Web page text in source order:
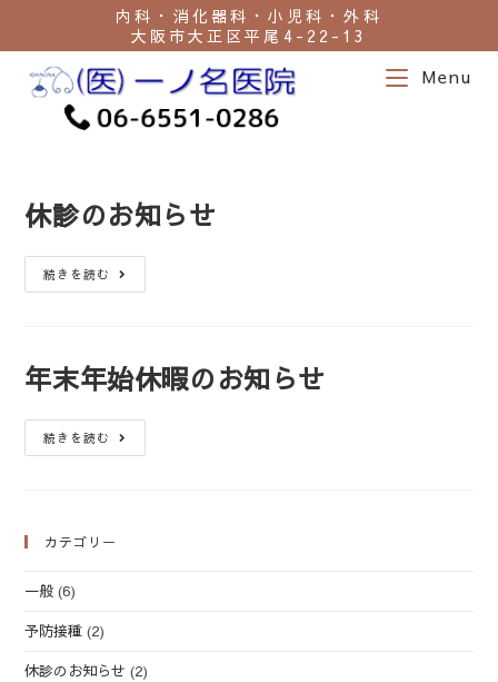
内科・消化器科・小児科・外科
大阪市大正区平尾4-22-13
Menu
休診のお知らせ
続きを読む
年末年始休暇のお知らせ
続きを読む
カテゴリー
一般 (6)
予防接種 (2)
休診のお知らせ (2)